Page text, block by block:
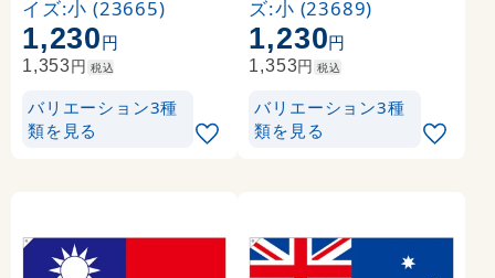
イズ:小 (23665)
1,230円
1,353円 税込
バリエーション3種
類を見る
ズ:小 (23689)
1,230円
1,353円 税込
バリエーション3種
類を見る